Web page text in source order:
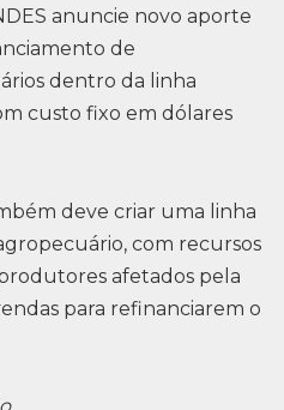
anuncie novo aporte
de
dentro da linha
custo fixo em dólares
deve criar uma linha
com recursos
afetados pela
para refinanciarem o